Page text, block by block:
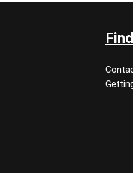
Find
Getting